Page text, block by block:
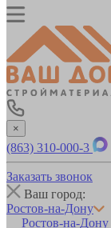
×
(863) 310-000-3
Заказать звонок
Ваш город:
Ростов-на-Дону
Ростов-на-Дону